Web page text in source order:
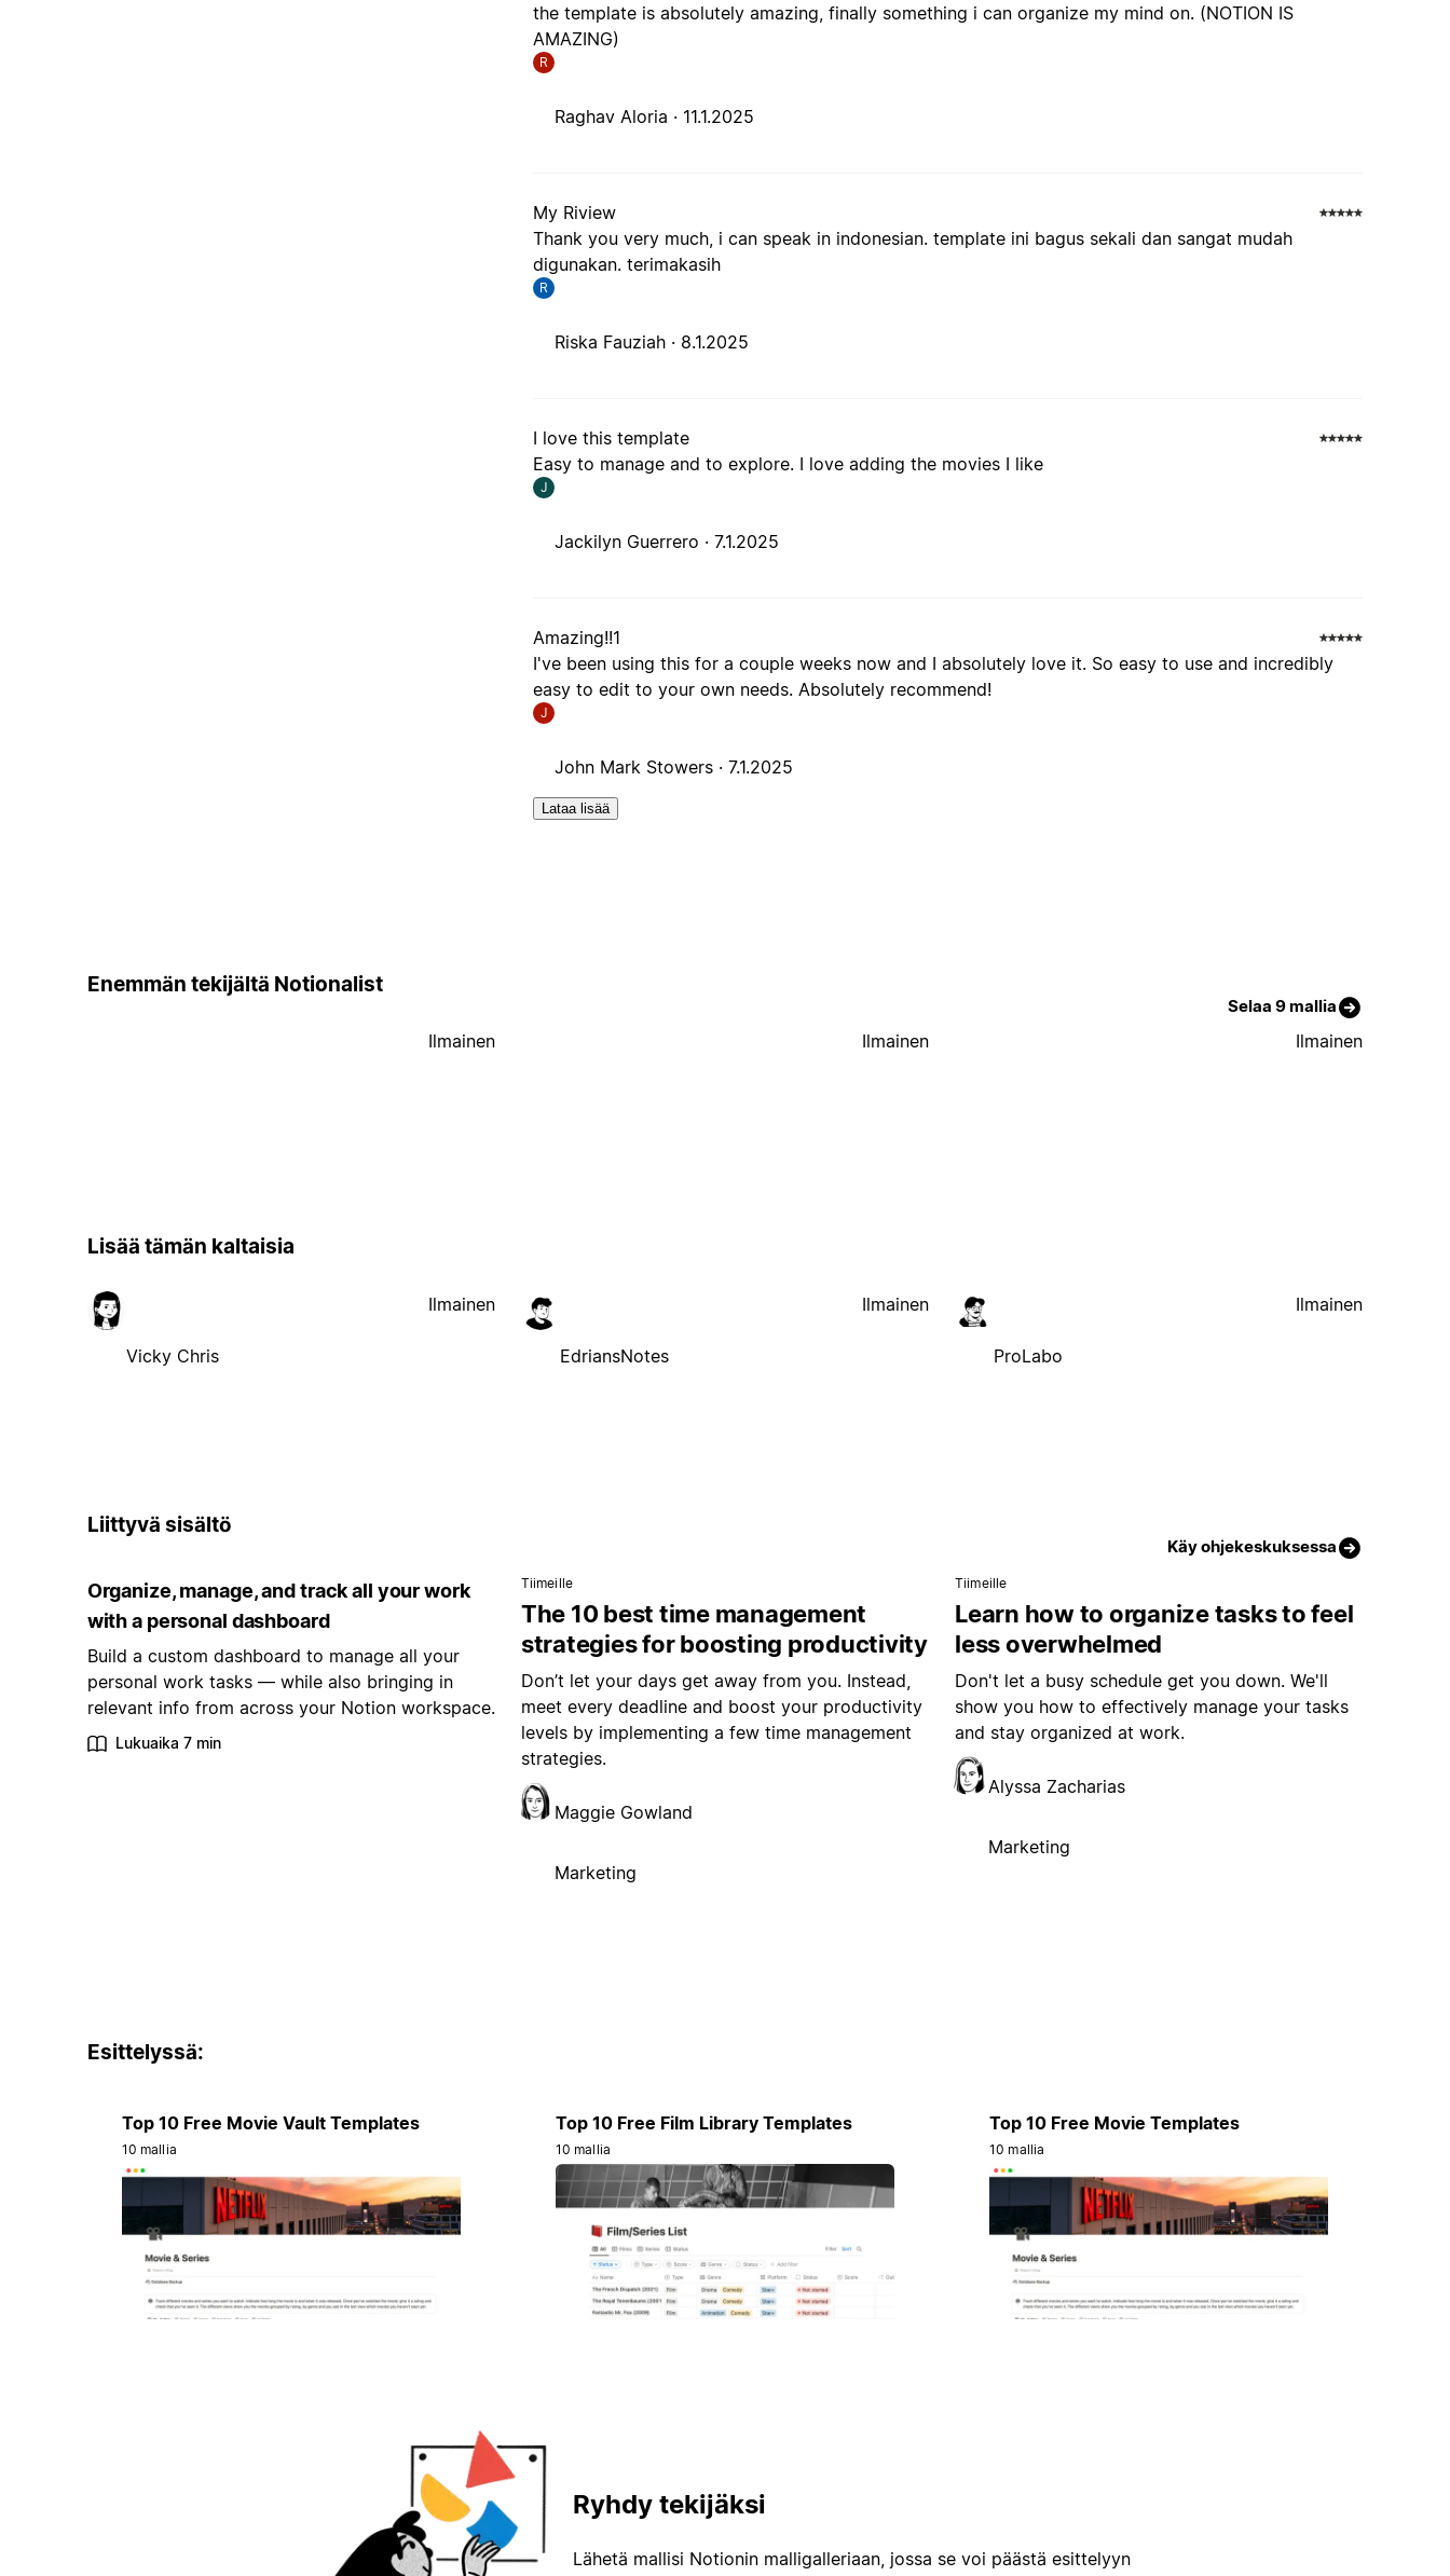
the template is absolutely amazing, finally something i can organize my mind on. (NOTION IS
AMAZING)
R
Raghav Aloria · 11.1.2025
My Riview
Thank you very much, i can speak in indonesian. template ini bagus sekali dan sangat mudah
digunakan. terimakasih
R
Riska Fauziah · 8.1.2025
I love this template
Easy to manage and to explore. I love adding the movies I like
J
Jackilyn Guerrero ·7.1.2025
Amazing!!1
I've been using this for a couple weeks now and I absolutely love it. So easy to use and incredibly
easy to edit to your own needs. Absolutely recommend!
J
John Mark Stowers ·7.1.2025
Lataa lisää
Enemmän tekijältä Notionalist
Selaa 9 mallia
Ilmainen Ilmainen Ilmainen
Lisää tämän kaltaisia
Vicky Chris
Ilmainen
EdriansNotes
Ilmainen
ProLabo
Ilmainen
Liittyvä sisältö
Käy ohjekeskuksessa
Organize, manage, and track all your work
with a personal dashboard
Build a custom dashboard to manage all your
personal work tasks — while also bringing in
relevant info from across your Notion workspace.
Lukuaika 7 min
Tiimeille
The 10 best time management
strategies for boosting productivity
Don’t let your days get away from you. Instead,
meet every deadline and boost your productivity
levels by implementing a few time management
strategies.
Maggie Gowland
Marketing
Tiimeille
Learn how to organize tasks to feel
less overwhelmed
Don't let a busy schedule get you down. We'll
show you how to effectively manage your tasks
and stay organized at work.
Alyssa Zacharias
Marketing
Esittelyssä:
Top 10 Free Movie Vault Templates
10 mallia
Top 10 Free Film Library Templates
10 mallia
Top 10 Free Movie Templates
10 mallia
Ryhdy tekijäksi
Lähetä mallisi Notionin malligalleriaan, jossa se voi päästä esittelyyn